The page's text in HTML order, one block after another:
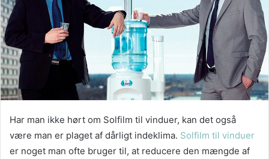
Har man ikke hørt om Solfilm til vinduer, kan det også
være man er plaget af dårligt indeklima. Solfilm til vinduer
er noget man ofte bruger til, at reducere den mængde af